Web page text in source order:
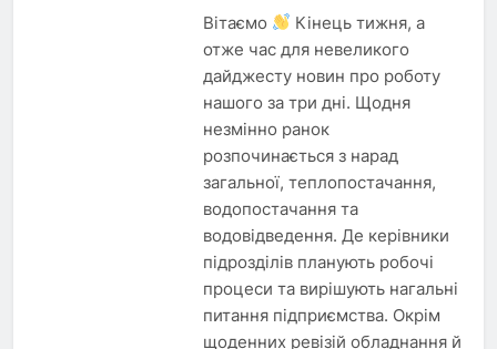
Вітаємо
Кінець тижня, а
отже час для невеликого
дайджесту новин про роботу
нашого за три дні. Щодня
незмінно ранок
розпочинається з нарад
загальної, теплопостачання,
водопостачання та
водовідведення. Де керівники
підрозділів планують робочі
процеси та вирішують нагальні
питання підприємства. Окрім
щоденних ревізій обладнання й